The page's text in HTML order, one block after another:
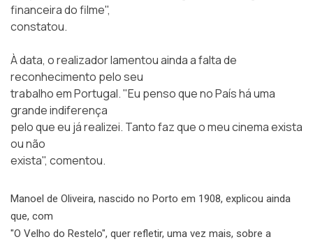
financeira do filme",
constatou.
À data, o realizador lamentou ainda a falta de
reconhecimento pelo seu
trabalho em Portugal. "Eu penso que no País há uma
grande indiferença
pelo que eu já realizei. Tanto faz que o meu cinema exista
ou não
exista", comentou.
Manoel de Oliveira, nascido no Porto em 1908, explicou ainda
que, com
"O Velho do Restelo", quer refletir, uma vez mais, sobre a